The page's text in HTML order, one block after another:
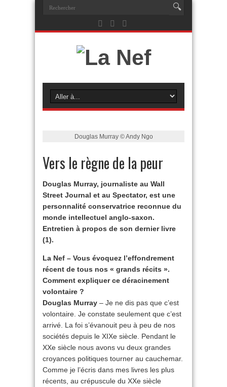
Douglas Murray © Andy Ngo
Vers le règne de la peur
Douglas Murray, journaliste au Wall
Street Journal et au Spectator, est une
personnalité conservatrice reconnue du
monde intellectuel anglo-saxon.
Entretien à propos de son dernier livre
(1).
La Nef – Vous évoquez l’effondrement
récent de tous nos « grands récits ».
Comment expliquer ce déracinement
volontaire ?
Douglas Murray – Je ne dis pas que c’est
volontaire. Je constate seulement que c’est
arrivé. La foi s’évanouit peu à peu de nos
sociétés depuis le XIXe siècle. Pendant le
XXe siècle nous avons vu deux grandes
croyances politiques tourner au cauchemar.
Comme je l’écris dans mes livres les plus
récents, au crépuscule du XXe siècle